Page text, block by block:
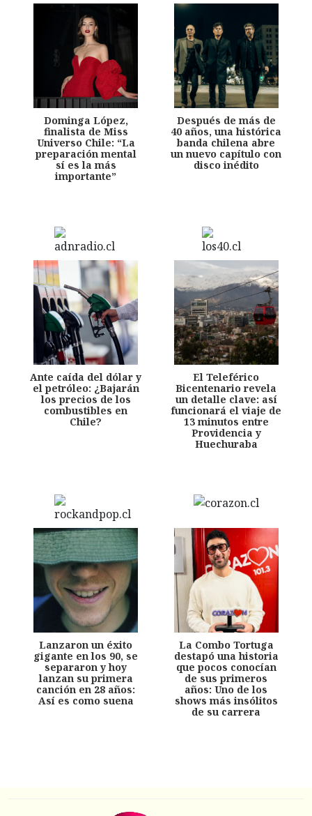
Dominga López,
finalista de Miss
Universo Chile: “La
preparación mental
sí es la más
importante”
Después de más de
40 años, una histórica
banda chilena abre
un nuevo capítulo con
disco inédito
Ante caída del dólar y
el petróleo: ¿Bajarán
los precios de los
combustibles en
Chile?
El Teleférico
Bicentenario revela
un detalle clave: así
funcionará el viaje de
13 minutos entre
Providencia y
Huechuraba
Lanzaron un éxito
gigante en los 90, se
separaron y hoy
lanzan su primera
canción en 28 años:
Así es como suena
La Combo Tortuga
destapó una historia
que pocos conocían
de sus primeros
años: Uno de los
shows más insólitos
de su carrera